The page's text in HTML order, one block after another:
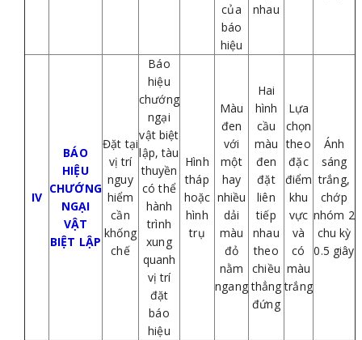
của
báo
hiệu
nhau
IV
BÁO
HIỆU
CHƯỚNG
NGẠI
VẬT
BIỆT LẬP
Đặt tại
vị trí
nguy
hiểm
cần
khống
chế
Báo
hiệu
chướng
ngại
vật biệt
lập, tàu
thuyền
có thể
hành
trình
xung
quanh
vị trí
đặt
báo
hiệu
Hình
tháp
hoặc
hình
trụ
Màu
đen
với
một
hay
nhiều
dải
màu
đỏ
nằm
ngang
Hai
hình
cầu
màu
đen
đặt
liên
tiếp
nhau
theo
chiều
thẳng
đứng
Lựa
chọn
theo
đặc
điểm
khu
vực
và
có
màu
trắng
Ánh
sáng
trắng,
chớp
nhóm 2
chu kỳ
0.5 giây